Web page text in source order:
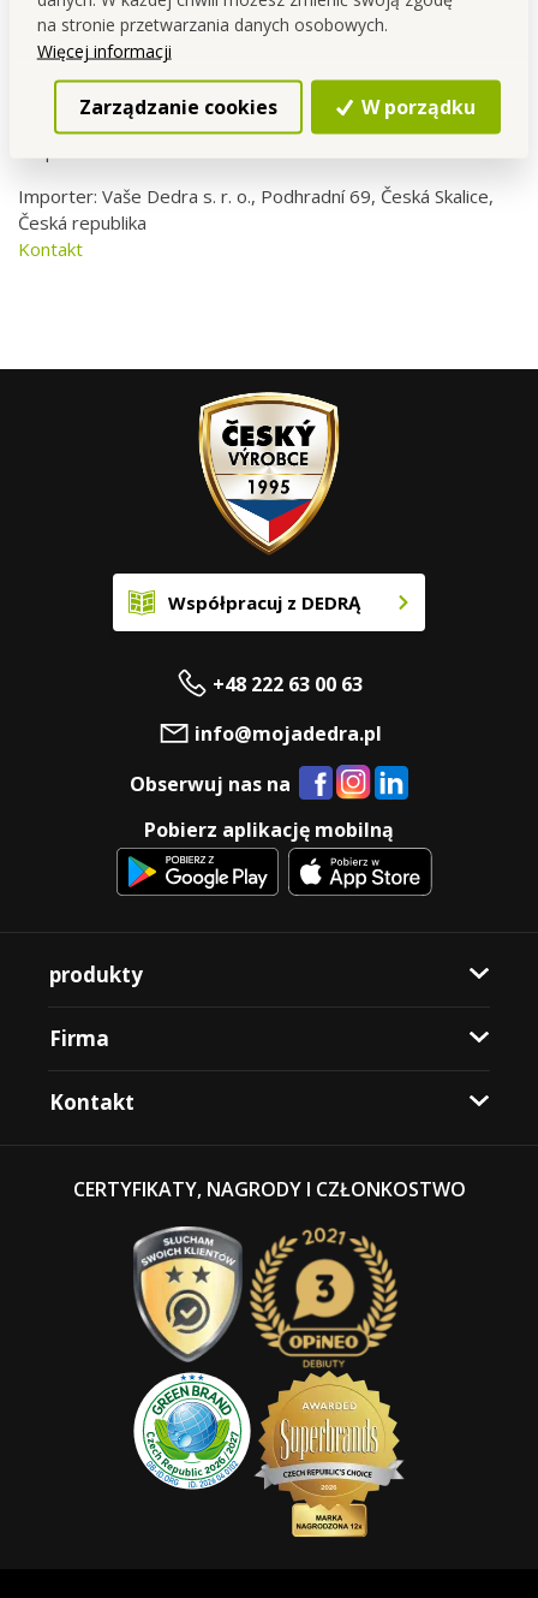
na stronie przetwarzania danych osobowych.
Więcej informacji
Zarządzanie cookies W porządku
uniwersalny (średnica 45 - 70 cm, długość ok. 50 cm).
Materiał: 95% PES, 5% elastan, możliwość prania w 30
Importer: Vaše Dedra s. r. o., Podhradní 69, Česká Skalice,
Česká republika
Kontakt
Współpracuj z DEDRĄ
+48 222 63 00 63
info@mojadedra.pl
Obserwuj nas na
Pobierz aplikację mobilną
produkty
Firma
Kontakt
CERTYFIKATY, NAGRODY I CZŁONKOSTWO